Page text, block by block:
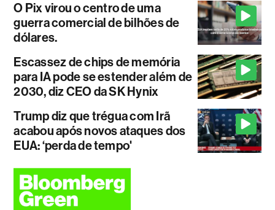
O Pix virou o centro de uma
guerra comercial de bilhões de
dólares.
Escassez de chips de memória
para IA pode se estender além de
2030, diz CEO da SK Hynix
Trump diz que trégua com Irã
acabou após novos ataques dos
EUA: ‘perda de tempo'